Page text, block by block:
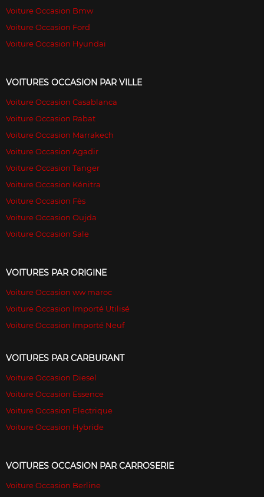
Voiture Occasion Bmw
Voiture Occasion Ford
Voiture Occasion Hyundai
VOITURES OCCASION PAR VILLE
Voiture Occasion Casablanca
Voiture Occasion Rabat
Voiture Occasion Marrakech
Voiture Occasion Agadir
Voiture Occasion Tanger
Voiture Occasion Kénitra
Voiture Occasion Fès
Voiture Occasion Oujda
Voiture Occasion Sale
VOITURES PAR ORIGINE
Voiture Occasion ww maroc
Voiture Occasion Importé Utilisé
Voiture Occasion Importé Neuf
VOITURES PAR CARBURANT
Voiture Occasion Diesel
Voiture Occasion Essence
Voiture Occasion Electrique
Voiture Occasion Hybride
VOITURES OCCASION PAR CARROSERIE
Voiture Occasion Berline